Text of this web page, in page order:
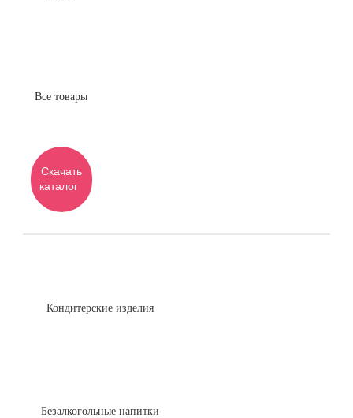
Все товары
Скачать
каталог
Кондитерские изделия
Безалкогольные напитки